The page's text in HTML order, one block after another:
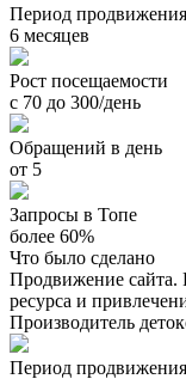
Период продвижения
6 месяцев
Рост посещаемости
с 70 до 300/день
Обращений в день
от 5
Запросы в Топе
более 60%
Что было сделано
Продвижение сайта.
ресурса и
Производитель
Период продвижения